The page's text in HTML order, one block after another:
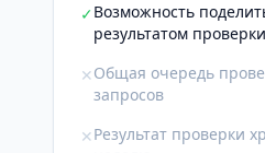
✓Возможность
результатом проверки
✕Общая очередь
запросов
✕Результат проверки